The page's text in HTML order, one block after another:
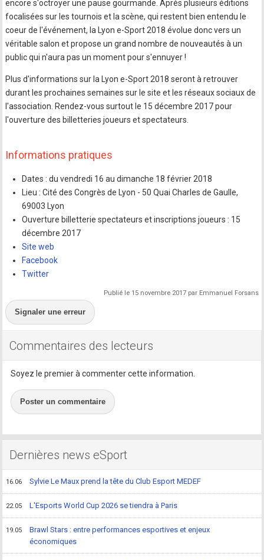
encore s'octroyer une pause gourmande. Après plusieurs éditions
focalisées sur les tournois et la scène, qui restent bien entendu le
coeur de l'événement, la Lyon e-Sport 2018 évolue donc vers un
véritable salon et propose un grand nombre de nouveautés à un
public qui n'aura pas un moment pour s'ennuyer !
Plus d'informations sur la Lyon e-Sport 2018 seront à retrouver
durant les prochaines semaines sur le site et les réseaux sociaux de
l'association. Rendez-vous surtout le 15 décembre 2017 pour
l'ouverture des billetteries joueurs et spectateurs.
Informations pratiques
Dates : du vendredi 16 au dimanche 18 février 2018
Lieu : Cité des Congrès de Lyon - 50 Quai Charles de Gaulle,
69003 Lyon
Ouverture billetterie spectateurs et inscriptions joueurs : 15
décembre 2017
Site web
Facebook
Twitter
Publié le 15 novembre 2017 par Emmanuel Forsans
Signaler une erreur
Commentaires des lecteurs
Soyez le premier à commenter cette information.
Poster un commentaire
Dernières news eSport
16.06 Sylvie Le Maux prend la tête du Club Esport MEDEF
22.05 L'Esports World Cup 2026 se tiendra à Paris
19.05
Brawl Stars : entre performances esportives et enjeux
économiques